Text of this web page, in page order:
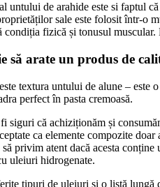
untului de arahide este si faptul
sale este folosit într-o
condiția fizică și tonusul
să arate un produs de
textura untului de alune – este
perfect în pasta cremoasă.
siguri că achiziționăm și
ca elemente compozite
privim atent dacă acesta
uleiuri hidrogenate.
tipuri de uleiuri și o listă lungă